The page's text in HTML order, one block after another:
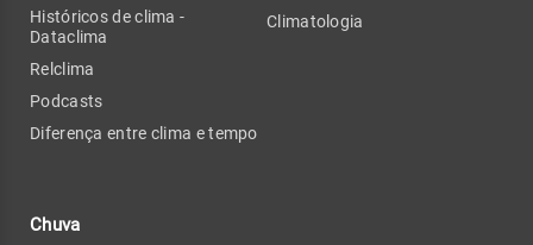
Históricos de clima -
Dataclima
Relclima
Podcasts
Diferença entre clima e tempo
Chuva
Climatologia